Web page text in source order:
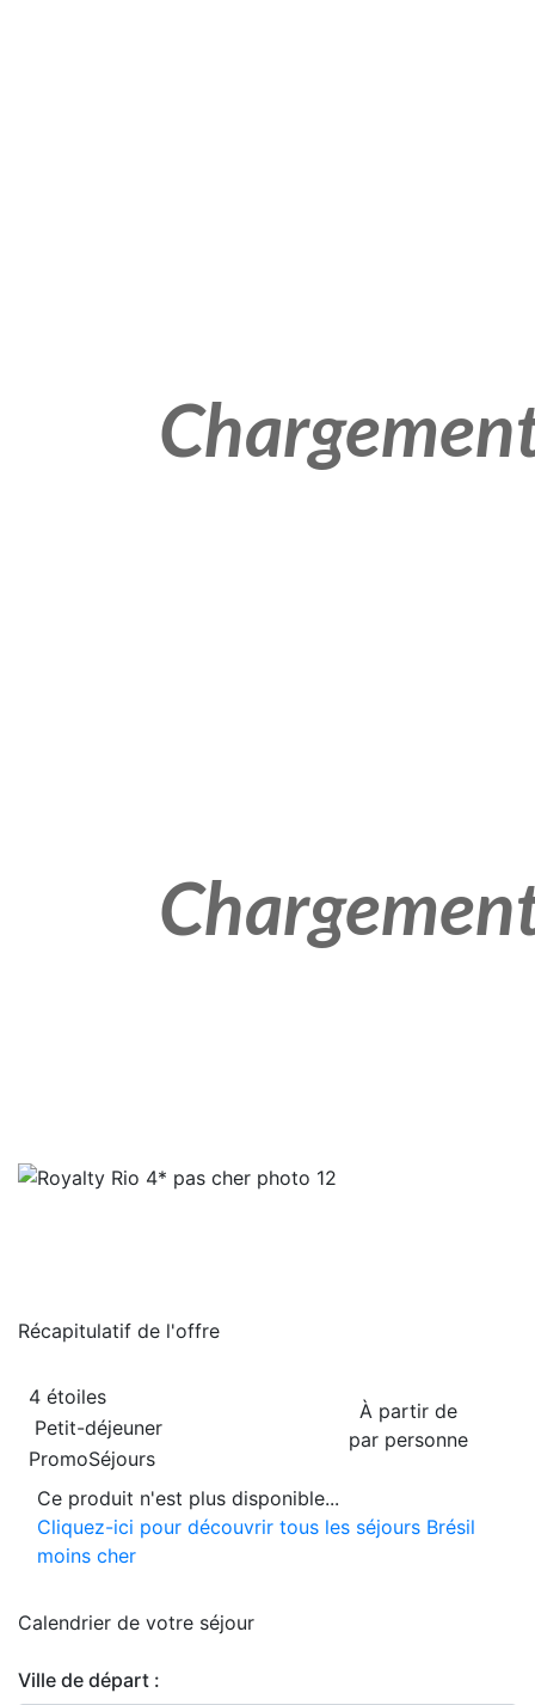
Récapitulatif de l'offre
À partir de
par personne
4 étoiles
Petit-déjeuner
PromoSéjours
Ce produit n'est plus disponible...
Cliquez-ici pour découvrir tous les séjours Brésil
moins cher
Calendrier de votre séjour
Ville de départ :